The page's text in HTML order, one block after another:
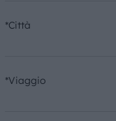
*Città
*Viaggio